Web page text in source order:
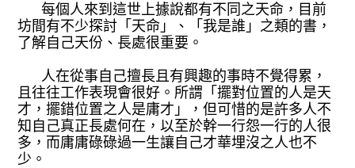
每個人來到這世上據說都有不同之天命，目前
坊間有不少探討「天命」、「我是誰」之類的書，
了解自己天份、長處很重要。
人在從事自己擅長且有興趣的事時不覺得累，
且往往工作表現會很好。所謂「擺對位置的人是天
才，擺錯位置之人是庸才」，但可惜的是許多人不
知自己真正長處何在，以至於幹一行怨一行的人很
多，而庸庸碌碌過一生讓自己才華埋沒之人也不
少。